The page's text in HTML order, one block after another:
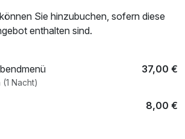
Sie hinzubuchen, sofern diese
enthalten sind.
37,00 €
pro Person (1 Nacht)
8,00 €